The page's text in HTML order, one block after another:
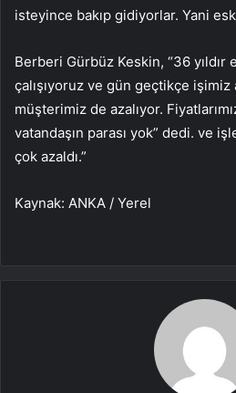
isteyince bakıp gidiyorlar. Yani
Berberi Gürbüz Keskin, “36 yıldır
çalışıyoruz ve gün geçtikçe
müşterimiz de azalıyor.
vatandaşın parası yok” dedi. ve
çok azaldı.”
Kaynak: ANKA / Yerel